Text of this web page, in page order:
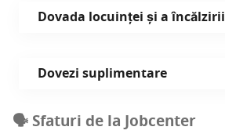
Dova­da locu­in­ței și a încălzirii
Dovezi supli­men­ta­re
🗣️ Sfa­turi de la Jobcenter